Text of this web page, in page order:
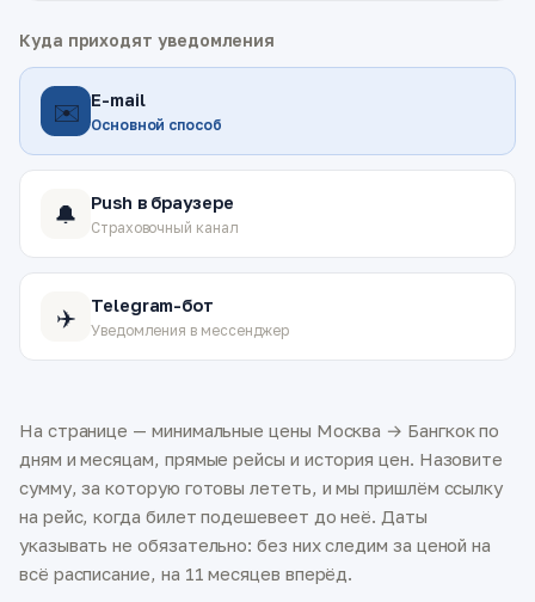
Куда приходят уведомления
✉️ E-mail
Основной способ
🔔 Push в браузере
Страховочный канал
✈️ Telegram-бот
Уведомления в мессенджер
На странице — минимальные цены Москва → Бангкок по
дням и месяцам, прямые рейсы и история цен. Назовите
сумму, за которую готовы лететь, и мы пришлём ссылку
на рейс, когда билет подешевеет до неё. Даты
указывать не обязательно: без них следим за ценой на
всё расписание, на 11 месяцев вперёд.